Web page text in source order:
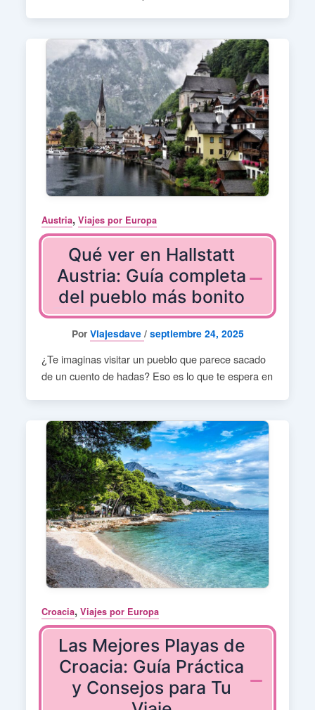
Austria, Viajes por Europa
Qué ver en Hallstatt
Austria: Guía completa
del pueblo más bonito
Por Viajesdave / septiembre 24, 2025
¿Te imaginas visitar un pueblo que parece sacado
de un cuento de hadas? Eso es lo que te espera en
Croacia, Viajes por Europa
Las Mejores Playas de
Croacia: Guía Práctica
y Consejos para Tu